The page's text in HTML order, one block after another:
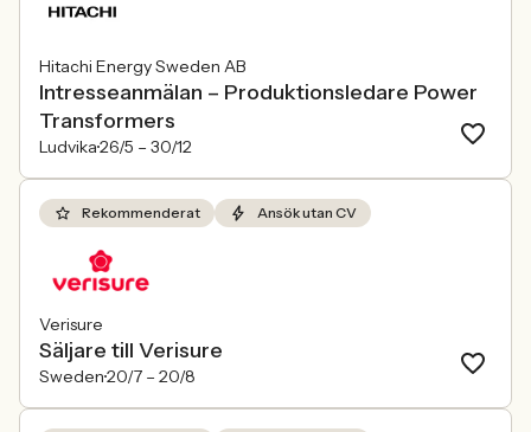
Hitachi Energy Sweden AB
Intresseanmälan – Produktionsledare Power
Transformers
Ludvika26/5 – 30/12
Rekommenderat Ansök utan CV
Verisure
Säljare till Verisure
Sweden20/7 – 20/8